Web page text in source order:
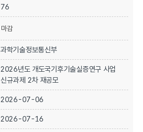
76
마감
과학기술정보통신부
2026년도 개도국기후기술실증연구 사업
신규과제 2차 재공모
2026-07-06
2026-07-16